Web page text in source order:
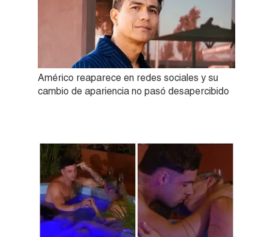
Américo reaparece en redes sociales y su
cambio de apariencia no pasó desapercibido